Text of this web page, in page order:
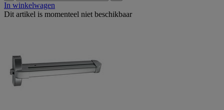
In winkelwagen
Dit artikel is momenteel niet beschikbaar